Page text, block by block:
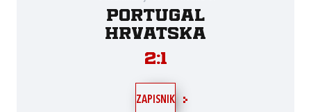
Portugal
Hrvatska
2:1
ZAPISNIK